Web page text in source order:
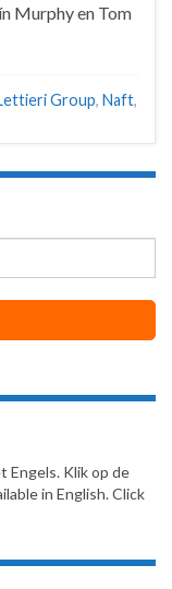
Murphy en Tom
Group, Naft,
Engels. Klik op de
in English. Click